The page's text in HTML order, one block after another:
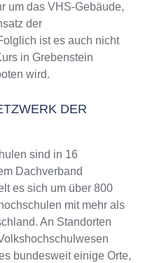
um das VHS-Gebäude,
der
ist es auch nicht
in Grebenstein
wird.
DER
sind in 16
Dachverband
es sich um über 800
mit mehr als
An Standorten
bundesweit einige Orte,